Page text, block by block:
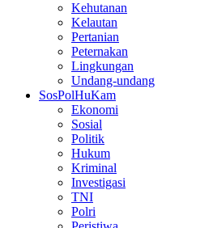
Kehutanan
Kelautan
Pertanian
Peternakan
Lingkungan
Undang-undang
SosPolHuKam
Ekonomi
Sosial
Politik
Hukum
Kriminal
Investigasi
TNI
Polri